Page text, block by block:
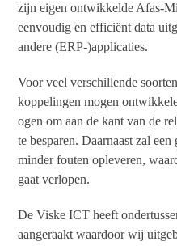
zijn eigen ontwikkelde Afas-
eenvoudig en efficiënt data
andere (ERP-)applicaties.
Voor veel verschillende
koppelingen mogen
ogen om aan de kant van de
te besparen. Daarnaast zal
minder fouten opleveren,
gaat verlopen.
De Viske ICT heeft
aangeraakt waardoor wij